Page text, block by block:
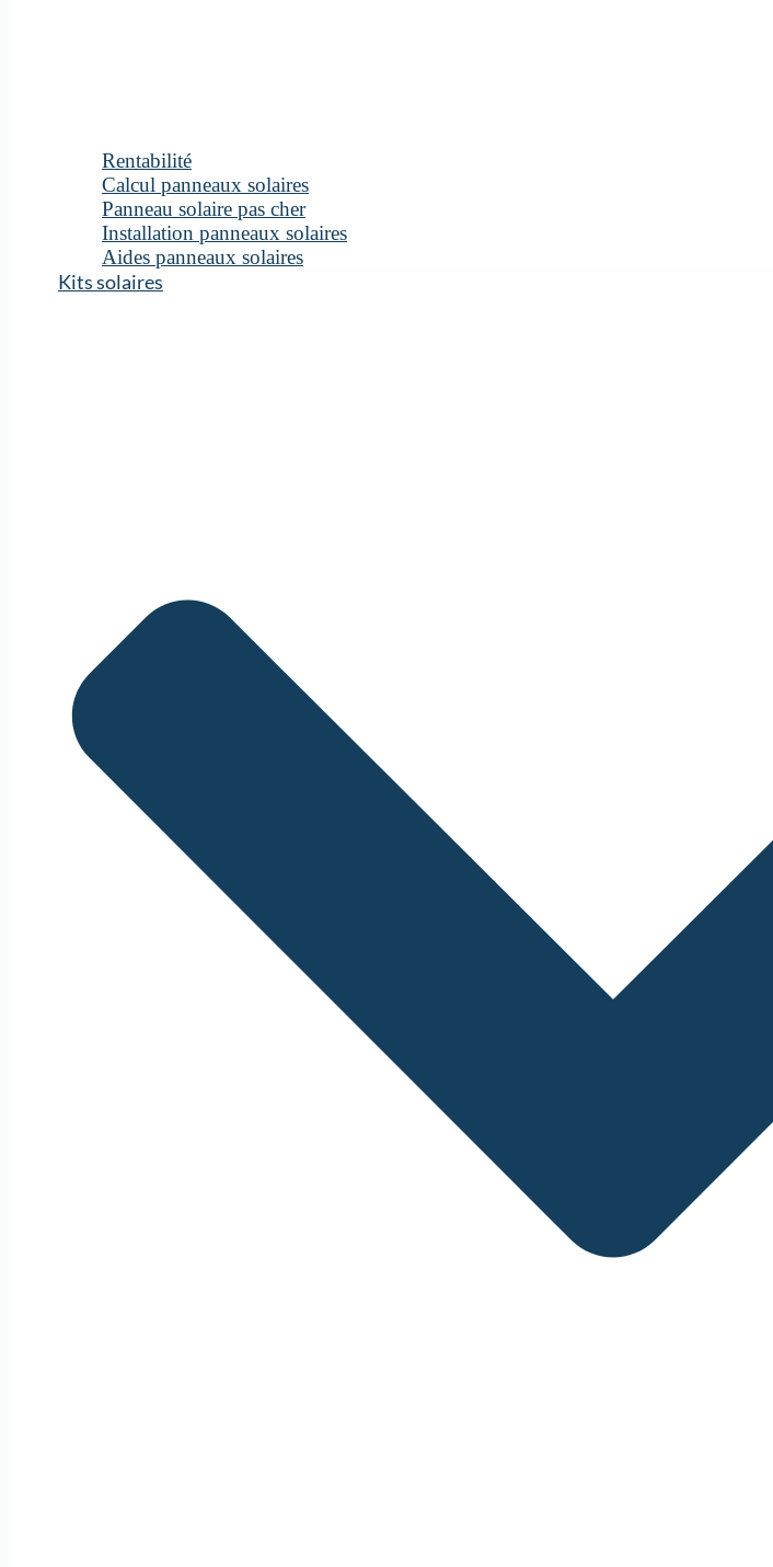
Rentabilité
Calcul panneaux solaires
Panneau solaire pas cher
Installation panneaux solaires
Aides panneaux solaires
Kits solaires